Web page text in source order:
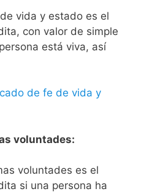
vida y estado es el
con valor de simple
está viva, así
de fe de vida y
voluntades:
voluntades es el
si una persona ha